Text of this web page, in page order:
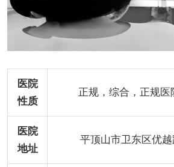
医院
性质
正规，综合，正规医
医院
地址
平顶山市卫东区优